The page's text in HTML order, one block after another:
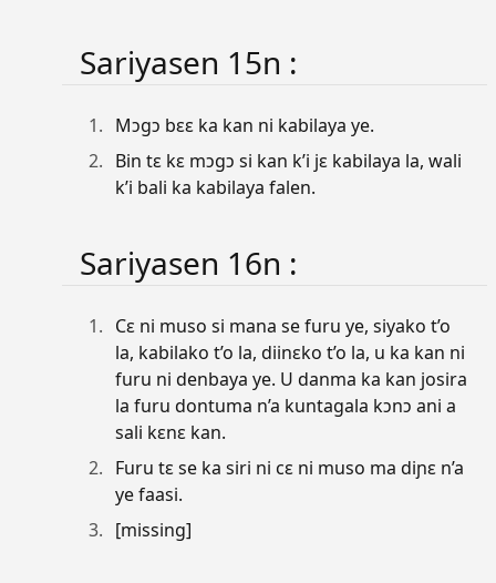
Sariyasen 15n :
Mɔgɔ bɛɛ ka kan ni kabilaya ye.
Bin tɛ kɛ mɔgɔ si kan k’i jɛ kabilaya la, wali
k’i bali ka kabilaya falen.
Sariyasen 16n :
Cɛ ni muso si mana se furu ye, siyako t’o
la, kabilako t’o la, diinɛko t’o la, u ka kan ni
furu ni denbaya ye. U danma ka kan josira
la furu dontuma n’a kuntagala kɔnɔ ani a
sali kɛnɛ kan.
Furu tɛ se ka siri ni cɛ ni muso ma diɲɛ n’a
ye faasi.
[missing]